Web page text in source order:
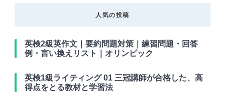
人気の投稿
英検2級英作文｜要約問題対策｜練習問題・回答
例・言い換えリスト｜オリンピック
英検1級ライティング 01 三冠講師が合格した、高
得点をとる教材と学習法